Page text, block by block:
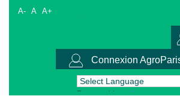
A- A A+
Connexion
Powered by